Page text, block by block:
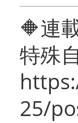
🔶連
特殊
25/